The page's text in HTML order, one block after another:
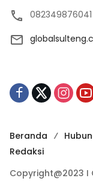
082349876041
Beranda
Redaksi
Copyright@2023 I